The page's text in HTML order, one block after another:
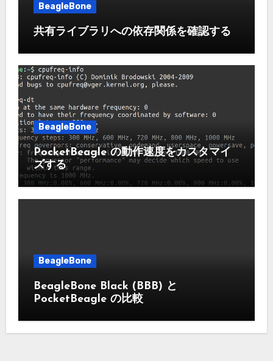
BeagleBone
共有ライブラリへの依存関係を確認する
BeagleBone
PocketBeagle の動作速度をカスタマイ
ズする
BeagleBone
BeagleBone Black (BBB) と
PocketBeagle の比較